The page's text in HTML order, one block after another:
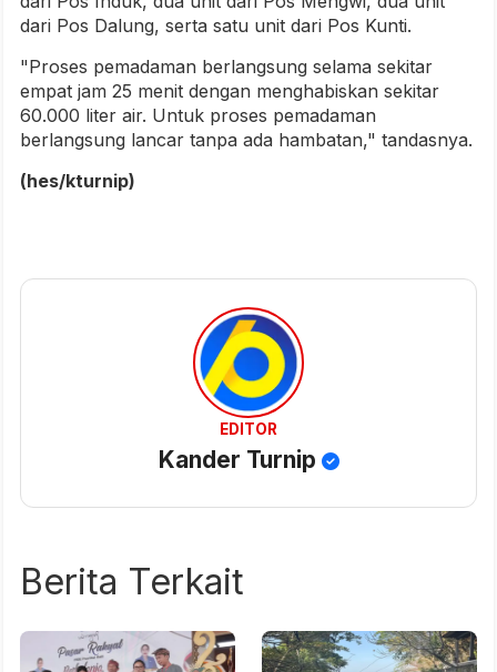
dari Pos Dalung, serta satu unit dari Pos Kunti.
"Proses pemadaman berlangsung selama sekitar
empat jam 25 menit dengan menghabiskan sekitar
60.000 liter air. Untuk proses pemadaman
berlangsung lancar tanpa ada hambatan," tandasnya.
(hes/kturnip)
EDITOR
Kander Turnip
Berita Terkait